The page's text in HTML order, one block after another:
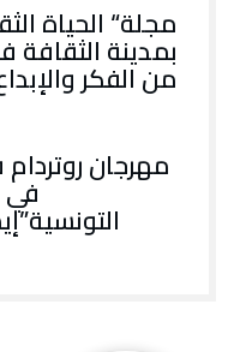
‬من‭ ‬الفكر‭ ‬والإبداع